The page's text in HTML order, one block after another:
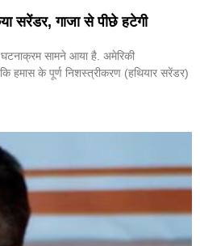
सरेंडर, गाजा से पीछे हटेगी
सामने आया है. अमेरिकी
कि हमास के पूर्ण निशस्त्रीकरण (हथियार सरेंडर)